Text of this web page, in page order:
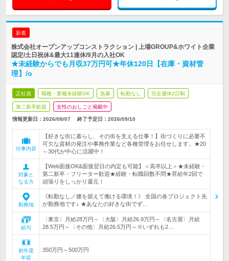
新着
株式会社オープンアップコンストラクション | 上場GROUP&ホワイト企業
認定/土日祝休&最大11連休/9月の入社OK
★未経験からでも月収37万円可★年休120日【在庫・資材管
理】/o
正社員 職種・業種未経験OK 急募 転勤なし 完全週休2日制
第二新卒歓迎 女性のおしごと掲載中
情報更新日：2026/08/07 終了予定日： 2026/09/10
仕事内容
【好きな街に暮らし、その街を支える仕事！】街づくりに必要不
可欠な資材の発注や事務作業など各種管理をお任せします。★20
～30代が中心に活躍中！
対象と
なる方
【Web面接OK&面接翌日の内定も可能】＜高卒以上＞★未経験・
第二新卒・フリーター歓迎★経験・転職回数不問★昇給年2回で
頑張りをしっかり還元！
勤務地
《転勤なし／腰を据えて働ける環境！》 全国の各プロジェクト先
が勤務地です♪ ★あなたの好きな街でず…
給与
〈東京〉月給28万円～〈大阪〉月給26.9万円～〈名古屋〉月給
28.5万円～〈その他〉月給26.5万円～※いずれも2…
初年度
年収
350万円～500万円